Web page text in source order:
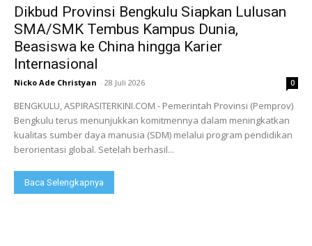
Dikbud Provinsi Bengkulu Siapkan Lulusan
SMA/SMK Tembus Kampus Dunia,
Beasiswa ke China hingga Karier
Internasional
Nicko Ade Christyan - 28 Juli 2026 0
BENGKULU, ASPIRASITERKINI.COM - Pemerintah Provinsi (Pemprov)
Bengkulu terus menunjukkan komitmennya dalam meningkatkan
kualitas sumber daya manusia (SDM) melalui program pendidikan
berorientasi global. Setelah berhasil...
Baca Selengkapnya